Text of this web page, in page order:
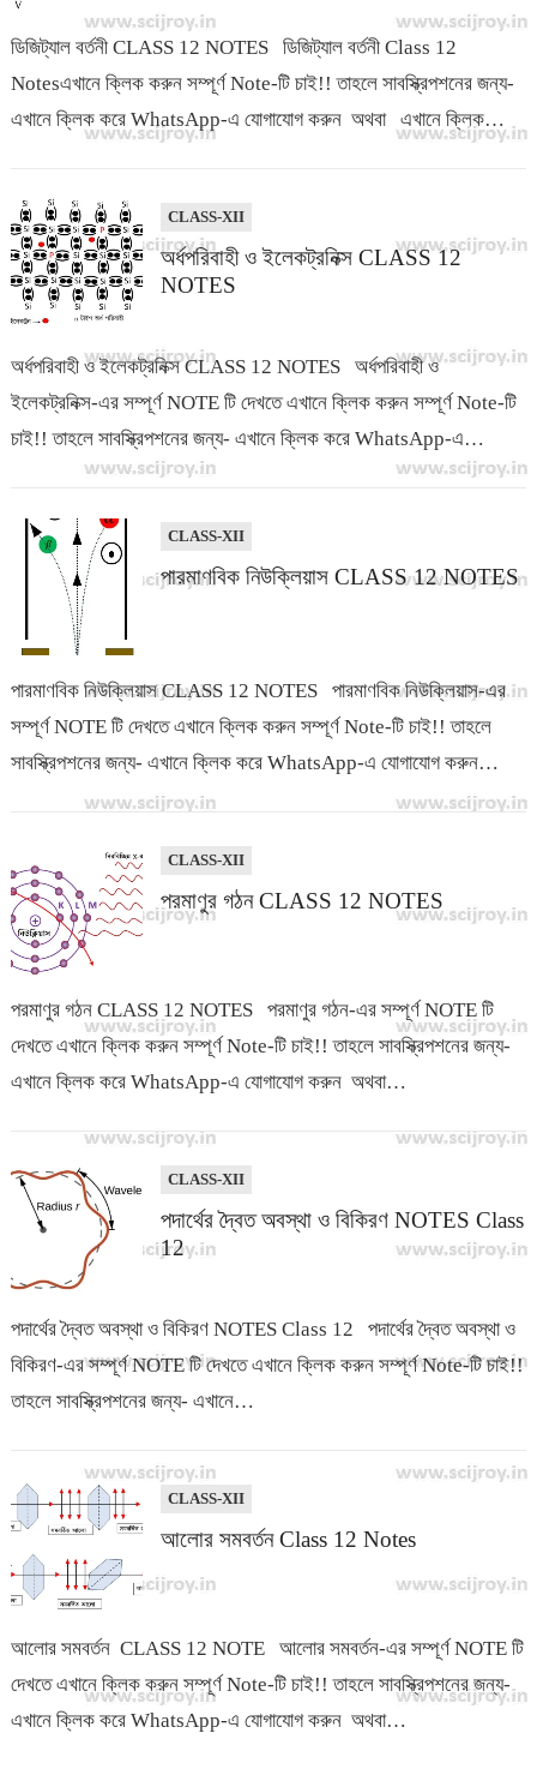
ডিজিট্যাল বর্তনী CLASS 12 NOTES ডিজিট্যাল বর্তনী Class 12
Notesএখানে ক্লিক করুন সম্পূর্ণ Note-টি চাই!! তাহলে সাবস্ক্রিপশনের জন্য-
এখানে ক্লিক করে WhatsApp-এ যোগাযোগ করুন অথবা এখানে ক্লিক…
CLASS-XII
অর্ধপরিবাহী ও ইলেকট্রনিক্স CLASS 12
NOTES
অর্ধপরিবাহী ও ইলেকট্রনিক্স CLASS 12 NOTES অর্ধপরিবাহী ও
ইলেকট্রনিক্স-এর সম্পূর্ণ NOTE টি দেখতে এখানে ক্লিক করুন সম্পূর্ণ Note-টি
চাই!! তাহলে সাবস্ক্রিপশনের জন্য- এখানে ক্লিক করে WhatsApp-এ
যোগাযোগ…
CLASS-XII
পারমাণবিক নিউক্লিয়াস CLASS 12 NOTES
পারমাণবিক নিউক্লিয়াস CLASS 12 NOTES পারমাণবিক নিউক্লিয়াস-এর
সম্পূর্ণ NOTE টি দেখতে এখানে ক্লিক করুন সম্পূর্ণ Note-টি চাই!! তাহলে
সাবস্ক্রিপশনের জন্য- এখানে ক্লিক করে WhatsApp-এ যোগাযোগ করুন
CLASS-XII
পরমাণুর গঠন CLASS 12 NOTES
পরমাণুর গঠন CLASS 12 NOTES পরমাণুর গঠন-এর সম্পূর্ণ NOTE টি
দেখতে এখানে ক্লিক করুন সম্পূর্ণ Note-টি চাই!! তাহলে সাবস্ক্রিপশনের জন্য-
এখানে ক্লিক করে WhatsApp-এ যোগাযোগ করুন অথবা…
CLASS-XII
পদার্থের দ্বৈত অবস্থা ও বিকিরণ NOTES Class
12
পদার্থের দ্বৈত অবস্থা ও বিকিরণ NOTES Class 12 পদার্থের দ্বৈত অবস্থা ও
বিকিরণ-এর সম্পূর্ণ NOTE টি দেখতে এখানে ক্লিক করুন সম্পূর্ণ Note-টি চাই!!
তাহলে সাবস্ক্রিপশনের জন্য- এখানে…
CLASS-XII
আলোর সমবর্তন Class 12 Notes
আলোর সমবর্তন CLASS 12 NOTE আলোর সমবর্তন-এর সম্পূর্ণ NOTE টি
দেখতে এখানে ক্লিক করুন সম্পূর্ণ Note-টি চাই!! তাহলে সাবস্ক্রিপশনের জন্য-
এখানে ক্লিক করে WhatsApp-এ যোগাযোগ করুন অথবা…